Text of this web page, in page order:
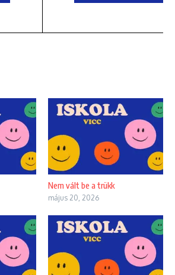
Nem vált be a trükk
május 20, 2026